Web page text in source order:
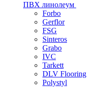
ПВХ линолеум
Forbo
Gerflor
FSG
Sinteros
Grabo
IVC
Tarkett
DLV Flooring
Polystyl